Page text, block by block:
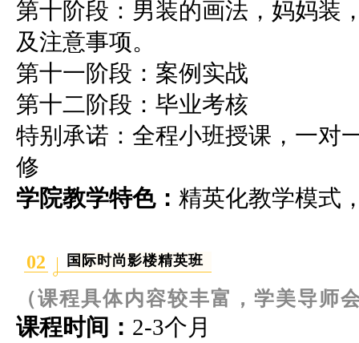
第十阶段：男装的画法，妈妈装
及注意事项。
第十一阶段：案例实战
第十二阶段：毕业考核
特别承诺：全程小班授课，一对
修
学院教学特色： 精英化教学模式
02 国际时尚影楼精英班
（课程具体内容较丰富，学美导师
课程时间： 2-3个月